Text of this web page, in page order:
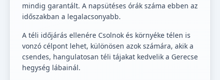
mindig garantált. A napsütéses órák száma ebben az
időszakban a legalacsonyabb.
A téli időjárás ellenére Csolnok és környéke télen is
vonzó célpont lehet, különösen azok számára, akik a
csendes, hangulatosan téli tájakat kedvelik a Gerecse
hegység lábainál.